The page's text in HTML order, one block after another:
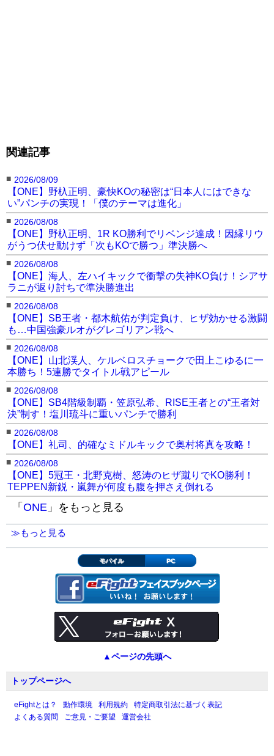
関連記事
■ 2026/08/09
【ONE】野杁正明、豪快KOの秘密は“日本人にはできな
い”パンチの実現！「僕のテーマは進化」
■ 2026/08/08
【ONE】野杁正明、1R KO勝利でリベンジ達成！因縁リウ
がうつ伏せ動けず「次もKOで勝つ」準決勝へ
■ 2026/08/08
【ONE】海人、左ハイキックで衝撃の失神KO負け！シアサ
ラニが返り討ちで準決勝進出
■ 2026/08/08
【ONE】SB王者・都木航佑が判定負け、ヒザ効かせる激闘
も…中国強豪ルオがグレゴリアン戦へ
■ 2026/08/08
【ONE】山北渓人、ケルベロスチョークで田上こゆるに一
本勝ち！5連勝でタイトル戦アピール
■ 2026/08/08
【ONE】SB4階級制覇・笠原弘希、RISE王者との“王者対
決”制す！塩川琉斗に重いパンチで勝利
■ 2026/08/08
【ONE】礼司、的確なミドルキックで奥村将真を攻略！
■ 2026/08/08
【ONE】5冠王・北野克樹、怒涛のヒザ蹴りでKO勝利！
TEPPEN新鋭・嵐舞が何度も腹を押さえ倒れる
「 ONE 」をもっと見る
≫もっと見る
モバイル PC
▲ページの先頭へ
トップページへ
eFightとは？ 動作環境 利用規約
特定商取引法に基づく表記
よくある質問
ご意見・ご要望 運営会社